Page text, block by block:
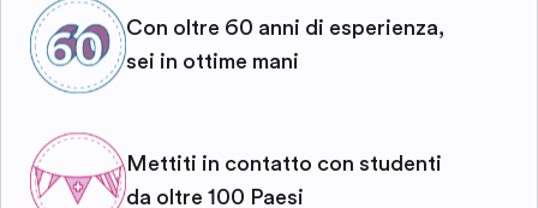
Con oltre 60 anni di esperienza,
sei in ottime mani
Mettiti in contatto con studenti
da oltre 100 Paesi